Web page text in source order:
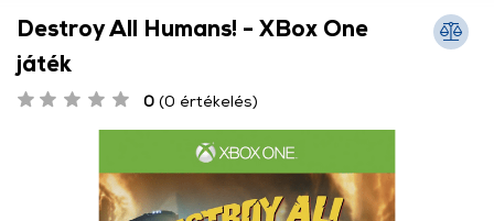
Destroy All Humans! - XBox One
játék
0 (0 értékelés)